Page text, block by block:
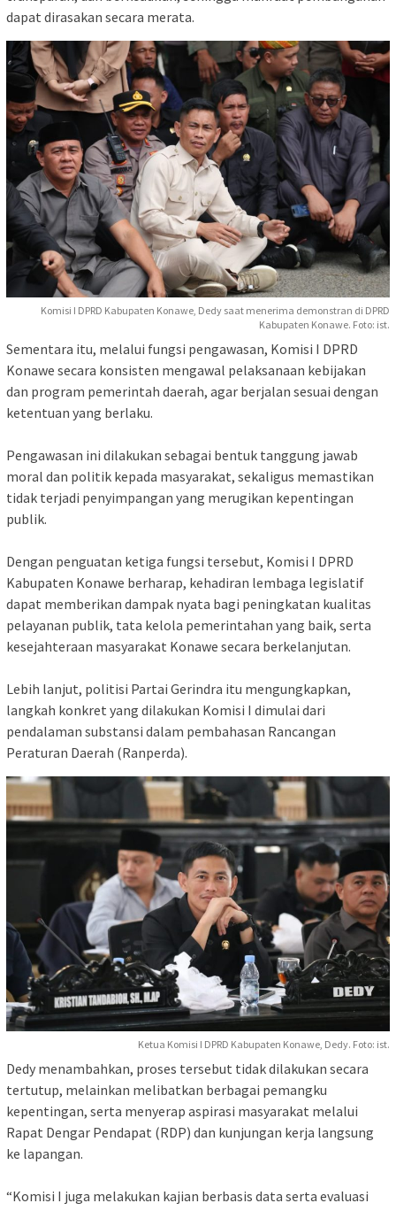
dapat dirasakan secara merata.
Komisi I DPRD Kabupaten Konawe, Dedy saat menerima demonstran di DPRD
Kabupaten Konawe. Foto: ist.
‎Sementara itu, melalui fungsi pengawasan, Komisi I DPRD
Konawe secara konsisten mengawal pelaksanaan kebijakan
dan program pemerintah daerah, agar berjalan sesuai dengan
ketentuan yang berlaku.
‎Pengawasan ini dilakukan sebagai bentuk tanggung jawab
moral dan politik kepada masyarakat, sekaligus memastikan
tidak terjadi penyimpangan yang merugikan kepentingan
publik.
‎Dengan penguatan ketiga fungsi tersebut, Komisi I DPRD
Kabupaten Konawe berharap, kehadiran lembaga legislatif
dapat memberikan dampak nyata bagi peningkatan kualitas
pelayanan publik, tata kelola pemerintahan yang baik, serta
kesejahteraan masyarakat Konawe secara berkelanjutan.
‎Lebih lanjut, politisi Partai Gerindra itu mengungkapkan,
langkah konkret yang dilakukan Komisi I dimulai dari
pendalaman substansi dalam pembahasan Rancangan
Peraturan Daerah (Ranperda).
Ketua Komisi I DPRD Kabupaten Konawe, Dedy. Foto: ist.
‎Dedy menambahkan, proses tersebut tidak dilakukan secara
tertutup, melainkan melibatkan berbagai pemangku
kepentingan, serta menyerap aspirasi masyarakat melalui
Rapat Dengar Pendapat (RDP) dan kunjungan kerja langsung
ke lapangan.
‎“Komisi I juga melakukan kajian berbasis data serta evaluasi